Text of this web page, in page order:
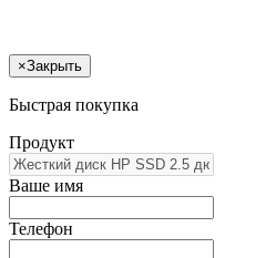
×Закрыть
Быстрая покупка
Продукт
Ваше имя
Телефон